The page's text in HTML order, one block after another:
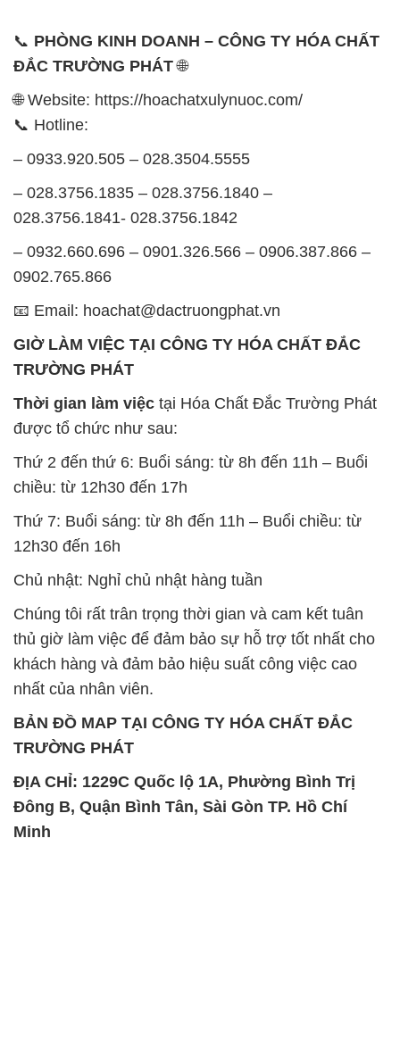
📞 PHÒNG KINH DOANH – CÔNG TY HÓA CHẤT
ĐẮC TRƯỜNG PHÁT🌐
🌐 Website: https://hoachatxulynuoc.com/
📞 Hotline:
– 0933.920.505 – 028.3504.5555
– 028.3756.1835 – 028.3756.1840 –
028.3756.1841- 028.3756.1842
– 0932.660.696 – 0901.326.566 – 0906.387.866 –
0902.765.866
📧 Email: hoachat@dactruongphat.vn
GIỜ LÀM VIỆC TẠI CÔNG TY HÓA CHẤT ĐẮC
TRƯỜNG PHÁT
Thời gian làm việc tại Hóa Chất Đắc Trường Phát
được tổ chức như sau:
Thứ 2 đến thứ 6: Buổi sáng: từ 8h đến 11h – Buổi
chiều: từ 12h30 đến 17h
Thứ 7: Buổi sáng: từ 8h đến 11h – Buổi chiều: từ
12h30 đến 16h
Chủ nhật: Nghỉ chủ nhật hàng tuần
Chúng tôi rất trân trọng thời gian và cam kết tuân
thủ giờ làm việc để đảm bảo sự hỗ trợ tốt nhất cho
khách hàng và đảm bảo hiệu suất công việc cao
nhất của nhân viên.
BẢN ĐỒ MAP TẠI CÔNG TY HÓA CHẤT ĐẮC
TRƯỜNG PHÁT
ĐỊA CHỈ: 1229C Quốc lộ 1A, Phường Bình Trị
Đông B, Quận Bình Tân, Sài Gòn TP. Hồ Chí
Minh